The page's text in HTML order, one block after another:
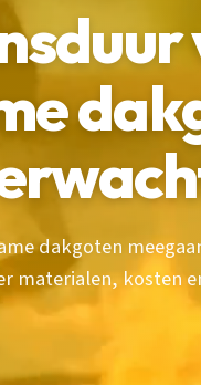
dakgoten
materialen, kosten